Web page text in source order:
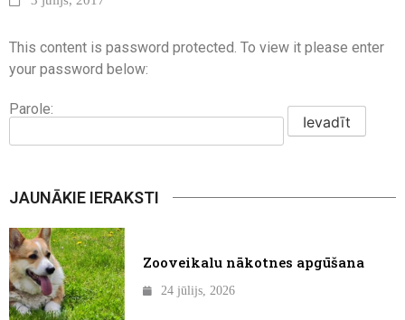
This content is password protected. To view it please enter
your password below:
Parole:
JAUNĀKIE IERAKSTI
Zooveikalu nākotnes apgūšana
24 jūlijs, 2026